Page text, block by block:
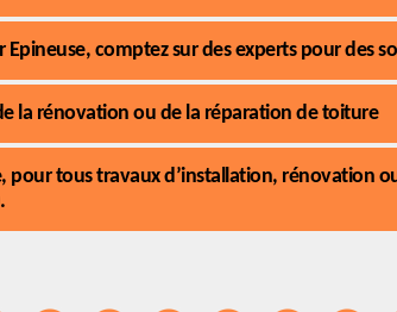
comptez sur des experts pour des
la rénovation ou de la réparation de toiture
pour tous travaux d’installation, rénovation